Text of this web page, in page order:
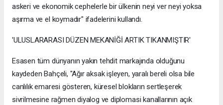
askeri ve ekonomik cephelerle bir ülkenin neyi ver neyi yoksa
aşırma ve el koymadır" ifadelerini kullandı.
'ULUSLARARASI DÜZEN MEKANİĞİ ARTIK TIKANMIŞTIR'
Esasen tüm dünyanın yakın tehdit markajında olduğunu
kaydeden Bahçeli, "Ağır aksak işleyen, yaralı bereli olsa bile
canlılık emaresi gösteren, küresel blokların sertleşerek
sivrilmesine rağmen diyalog ve diplomasi kanallarının açık